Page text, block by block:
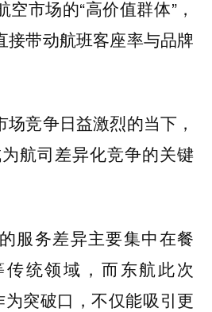
市场的“高价值群体”，
接带动航班客座率与品牌
竞争日益激烈的当下，
航司差异化竞争的关键
服务差异主要集中在餐
统领域，而东航此次
为突破口，不仅能吸引更